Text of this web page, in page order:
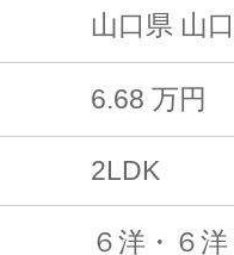
山口県 山
6.68 万円
2LDK
６洋・６